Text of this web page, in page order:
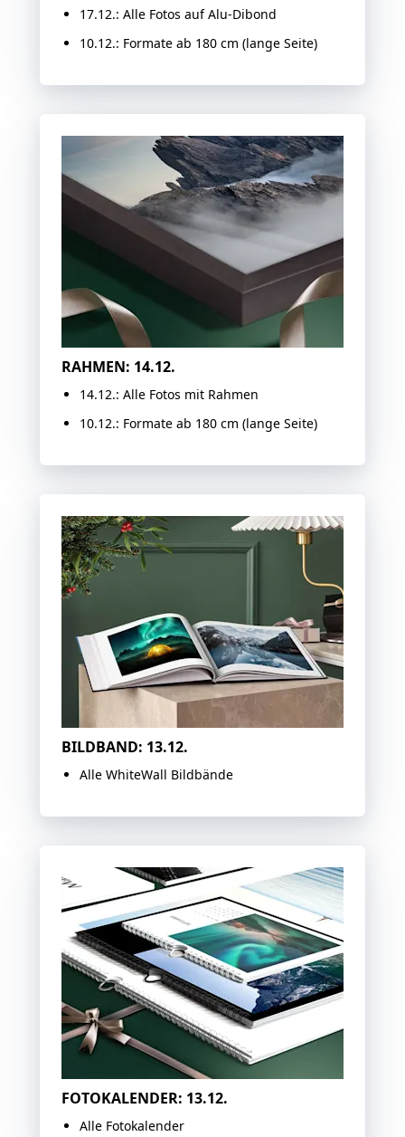
17.12.: Alle Fotos auf Alu-Dibond
10.12.: Formate ab 180 cm (lange Seite)
RAHMEN: 14.12.
14.12.: Alle Fotos mit Rahmen
10.12.: Formate ab 180 cm (lange Seite)
BILDBAND: 13.12.
Alle WhiteWall Bildbände
FOTOKALENDER: 13.12.
Alle Fotokalender